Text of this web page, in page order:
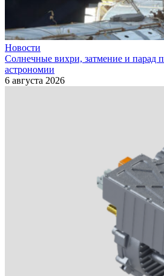
Новости
Солнечные вихри, затмение и парад
астрономии
6 августа 2026